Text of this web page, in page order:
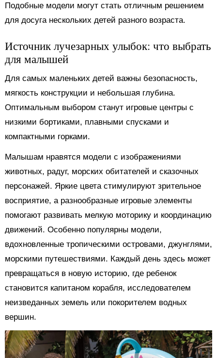
Подобные модели могут стать отличным решением
для досуга нескольких детей разного возраста.
Источник лучезарных улыбок: что выбрать
для малышей
Для самых маленьких детей важны безопасность,
мягкость конструкции и небольшая глубина.
Оптимальным выбором станут игровые центры с
низкими бортиками, плавными спусками и
компактными горками.
Малышам нравятся модели с изображениями
животных, радуг, морских обитателей и сказочных
персонажей. Яркие цвета стимулируют зрительное
восприятие, а разнообразные игровые элементы
помогают развивать мелкую моторику и координацию
движений. Особенно популярны модели,
вдохновленные тропическими островами, джунглями,
морскими путешествиями. Каждый день здесь может
превращаться в новую историю, где ребенок
становится капитаном корабля, исследователем
неизведанных земель или покорителем водных
вершин.